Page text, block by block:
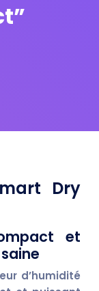
Dry
et
d’humidité